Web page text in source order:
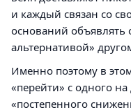
и каждый связан со
оснований объявлять
альтернативой»
Именно поэтому в
«перейти» с одного
«постепенного